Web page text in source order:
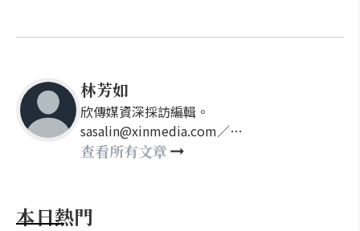
林芳如
欣傳媒資深採訪編輯。
sasalin@xinmedia.com／
happy21917@gmail.com
查看所有文章
本日熱門